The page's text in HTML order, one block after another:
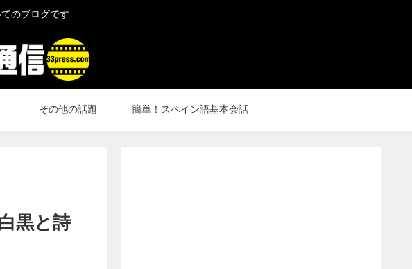
のブログです
その他の話題 簡単！スペイン語基本会話
黒と詩